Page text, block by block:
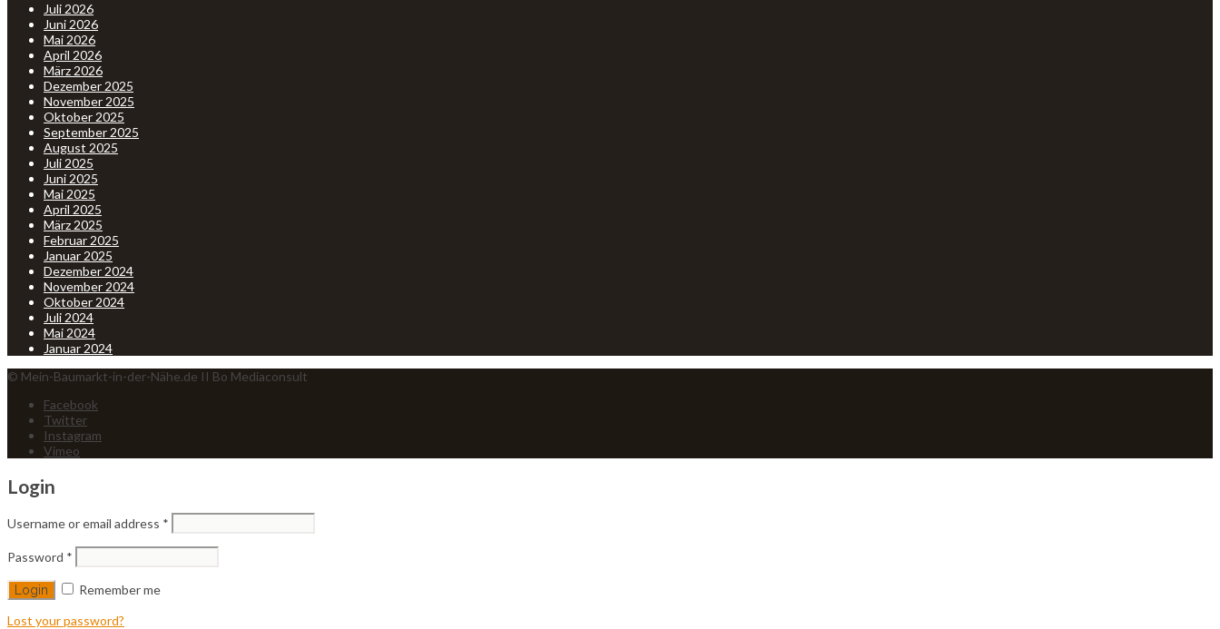
Juli 2026
Juni 2026
Mai 2026
April 2026
März 2026
Dezember 2025
November 2025
Oktober 2025
September 2025
August 2025
Juli 2025
Juni 2025
Mai 2025
April 2025
März 2025
Februar 2025
Januar 2025
Dezember 2024
November 2024
Oktober 2024
Juli 2024
Mai 2024
Januar 2024
© Mein-Baumarkt-in-der-Nähe.de II Bo Mediaconsult
Facebook
Twitter
Instagram
Vimeo
Login
Username or email address *
Password *
Remember me
Lost your password?